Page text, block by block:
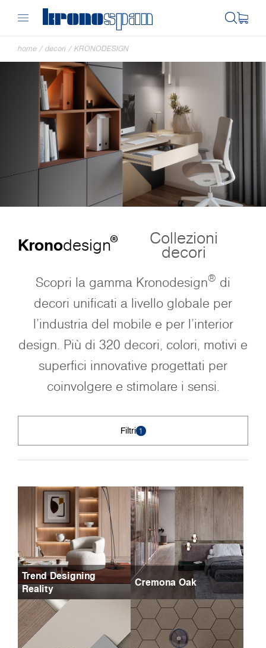
home / decori / KRONODESIGN
Kronodesign® Collezioni
decori
Scopri la gamma Kronodesign® di
decori unificati a livello globale per
l'industria del mobile e per l'interior
design. Più di 320 decori, colori, motivi e
superfici innovative progettati per
coinvolgere e stimolare i sensi.
Filtri 1
Trend Designing
Reality
Cremona Oak